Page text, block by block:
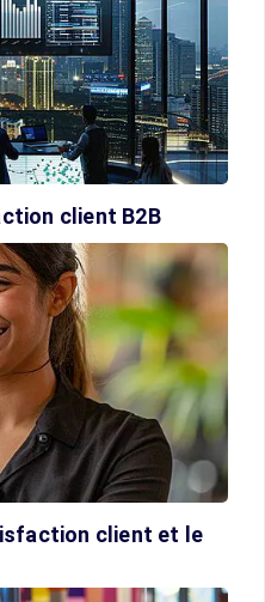
client B2B
client et le